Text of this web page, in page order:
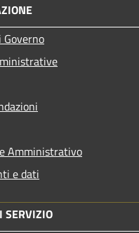
Governo
Amministrativo
e dati
SERVIZIO